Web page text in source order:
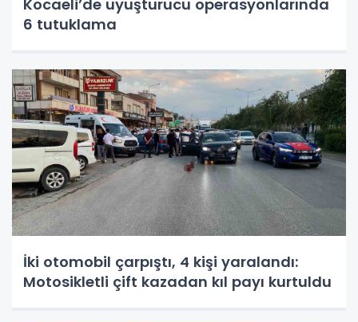
Kocaeli’de uyuşturucu operasyonlarında
6 tutuklama
İki otomobil çarpıştı, 4 kişi yaralandı:
Motosikletli çift kazadan kıl payı kurtuldu